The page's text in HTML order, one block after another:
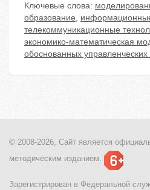
Ключевые слова:
образование,
телекоммуникационные
экономико-математическая
обоснованных
© 2008-2026, Сайт является
методическим изданием.
Зарегистрирован в Федеральной